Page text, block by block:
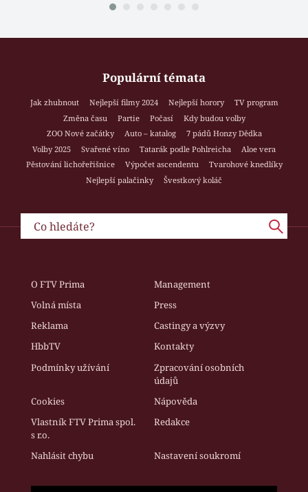
Populární témata
Jak zhubnout Nejlepší filmy 2024 Nejlepší horory
TV program
Změna času
Partie Počasí
Kdy budou volby
ZOO Nové začátky
Auto – katalog
7 pádů Honzy Dědka
Volby 2025
Svařené víno Tatarák podle Pohlreicha
Aloe vera
Pěstování lichořeřišnice
Výpočet ascendentu
Tvarohové knedlíky
Nejlepší palačinky
Švestkový koláč
O FTV Prima
Management
Volná místa
Press
Reklama
Castingy a výzvy
HbbTV
Kontakty
Podmínky užívání
Zpracování osobních
údajů
Cookies
Nápověda
Vlastník FTV Prima spol.
s r.o.
Redakce
Nahlásit chybu Nastavení soukromí